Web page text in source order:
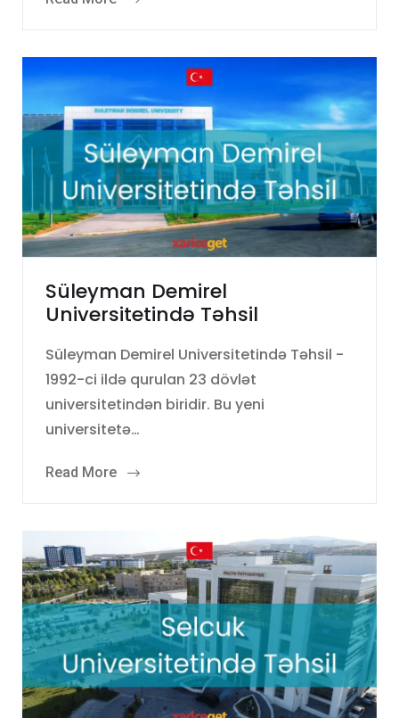
Süleyman Demirel
Universitetində Təhsil
Süleyman Demirel Universitetində Təhsil -
1992-ci ildə qurulan 23 dövlət
universitetindən biridir. Bu yeni
universitetə…
Read More